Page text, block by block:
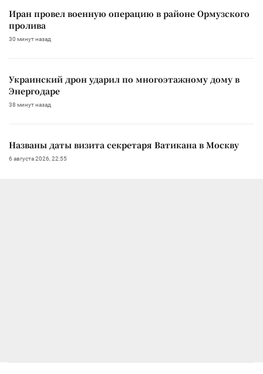
Иран провел военную операцию в районе Ормузского
пролива
30 минут назад
Украинский дрон ударил по многоэтажному дому в
Энергодаре
38 минут назад
Названы даты визита секретаря Ватикана в Москву
6 августа 2026, 22:55